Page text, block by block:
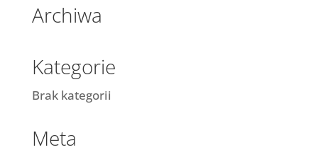
Archiwa
Kategorie
Brak kategorii
Meta